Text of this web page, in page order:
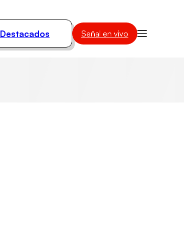
Destacados Señal en vivo